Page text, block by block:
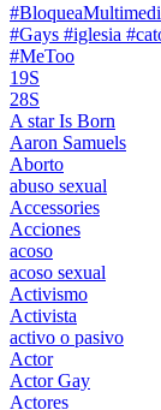
#Gays #iglesia
#MeToo
19S
28S
A star Is Born
Aaron Samuels
Aborto
abuso sexual
Accessories
Acciones
acoso
acoso sexual
Activismo
Activista
activo o pasivo
Actor
Actor Gay
Actores